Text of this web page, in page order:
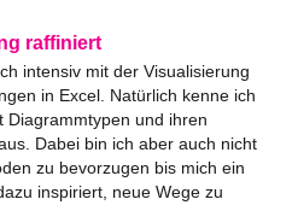
raffiniert
intensiv mit der Visualisierung
in Excel. Natürlich kenne ich
Diagrammtypen und ihren
Dabei bin ich aber auch nicht
zu bevorzugen bis mich ein
inspiriert, neue Wege zu